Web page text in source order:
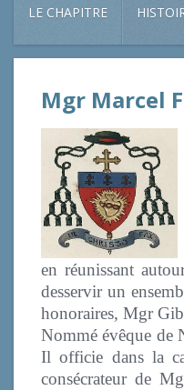
LE CHAPITRE
Mgr Marcel
en réunissant
desservir un
honoraires, Mgr
Nommé évêque de
Il officie dans la
consécrateur de